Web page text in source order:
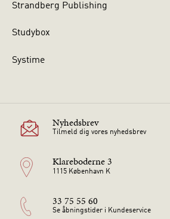
Strandberg Publishing
Studybox
Systime
Nyhedsbrev
Tilmeld dig vores nyhedsbrev
Klareboderne 3
1115 København K
33 75 55 60
Se åbningstider i Kundeservice